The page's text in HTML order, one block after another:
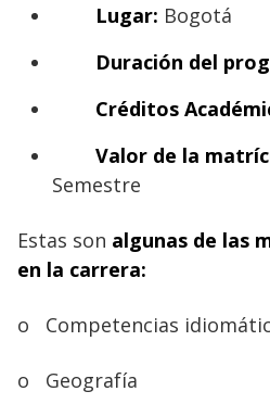
Lugar: Bogotá
Duración del
Créditos
Valor de la
Semestre
Estas son algunas de las
en la carrera:
o Competencias
o Geografía